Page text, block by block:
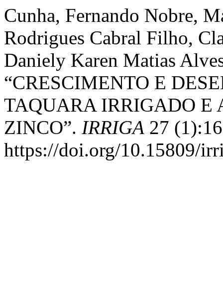
Cunha, Fernando Nobre,
Rodrigues Cabral Filho,
Daniely Karen Matias
“CRESCIMENTO E
TAQUARA IRRIGADO E
ZINCO”. IRRIGA 27
https://doi.org/10.15809/